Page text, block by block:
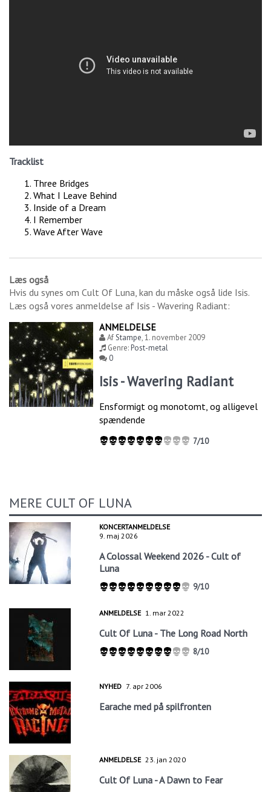
Tracklist
Three Bridges
What I Leave Behind
Inside of a Dream
I Remember
Wave After Wave
Læs også
Hvis du synes om Cult Of Luna, kan du måske også lide Isis.
Læs også vores anmeldelse af Isis - Wavering Radiant:
ANMELDELSE
AfStampe,1. november 2009
Genre:Post-metal
0
Isis - Wavering Radiant
Ensformigt og monotomt, og alligevel
spændende
7/10
MERE CULT OF LUNA
KONCERTANMELDELSE
9. maj 2026
A Colossal Weekend 2026 - Cult of
Luna
9/10
ANMELDELSE 1. mar 2022
Cult Of Luna - The Long Road North
8/10
NYHED 7. apr 2006
Earache med på spilfronten
ANMELDELSE 23. jan 2020
Cult Of Luna - A Dawn to Fear